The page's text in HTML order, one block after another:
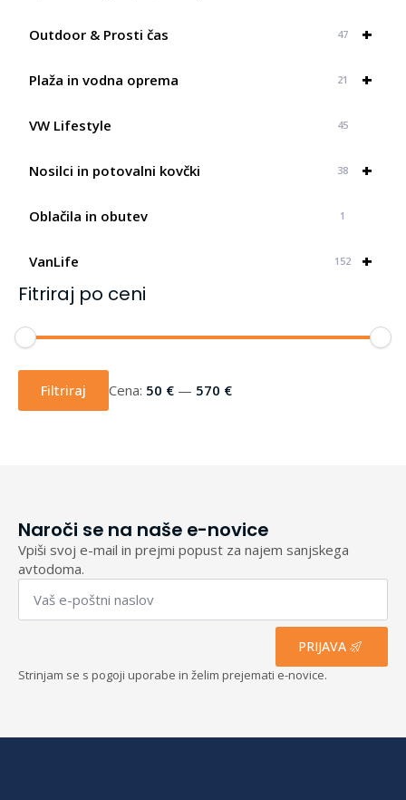
+
Outdoor & Prosti čas 47
+
Plaža in vodna oprema 21
VW Lifestyle 45
+
Nosilci in potovalni kovčki 38
Oblačila in obutev 1
+
VanLife 152
Fitriraj po ceni
Min
cena
Max
cenaFiltriraj Cena: 50 € — 570 €
Naroči se na naše e-novice
Vpiši svoj e-mail in prejmi popust za najem sanjskega
avtodoma.
Email
PRIJAVA
Strinjam se s pogoji uporabe in želim prejemati e-novice.